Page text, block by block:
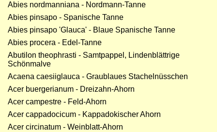
Abies nordmanniana - Nordmann-Tanne
Abies pinsapo - Spanische Tanne
Abies pinsapo 'Glauca' - Blaue Spanische Tanne
Abies procera - Edel-Tanne
Abutilon theophrasti - Samtpappel, Lindenblättrige
Schönmalve
Acaena caesiiglauca - Graublaues Stachelnüsschen
Acer buergerianum - Dreizahn-Ahorn
Acer campestre - Feld-Ahorn
Acer cappadocicum - Kappadokischer Ahorn
Acer circinatum - Weinblatt-Ahorn